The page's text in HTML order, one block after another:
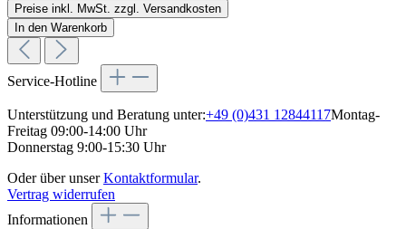
Preise inkl. MwSt. zzgl. Versandkosten
In den Warenkorb
Service-Hotline
Unterstützung und Beratung unter:+49 (0)431 12844117Montag-
Freitag 09:00-14:00 Uhr
Donnerstag 9:00-15:30 Uhr
Oder über unserKontaktformular.
Vertrag widerrufen
Informationen